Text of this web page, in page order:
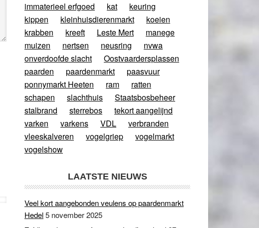
immaterieel erfgoed
kat
keuring
kippen
kleinhuisdierenmarkt
koeien
krabben
kreeft Leste Mert
manege
muizen
nertsen neusring
nvwa
onverdoofde slacht
Oostvaardersplassen
paarden
paardenmarkt
paasvuur
ponnymarkt Heeten
ram
ratten
schapen
slachthuis
Staatsbosbeheer
stalbrand
sterrebos
tekort aangelijnd
varken
varkens VDL
verbranden
vleeskalveren
vogelgriep
vogelmarkt
vogelshow
LAATSTE NIEUWS
Veel kort aangebonden veulens op paardenmarkt
Hedel5 november 2025